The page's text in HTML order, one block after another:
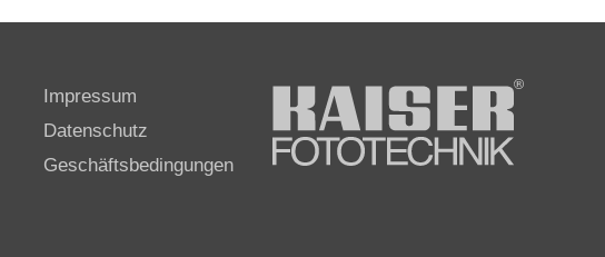
Impressum
Datenschutz
Geschäftsbedingungen